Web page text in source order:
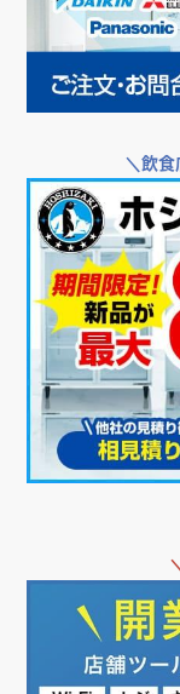
店舗・オ
＼ 飲食店
＼飲食